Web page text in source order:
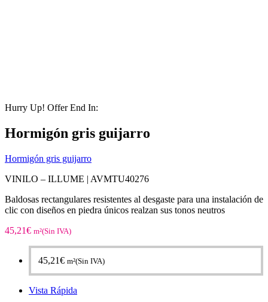
Hurry Up! Offer End In:
Hormigón gris guijarro
Hormigón gris guijarro
VINILO – ILLUME | AVMTU40276
Baldosas rectangulares resistentes al desgaste para una instalación de
clic con diseños en piedra únicos realzan sus tonos neutros
45,21€ m²(Sin IVA)
45,21€ m²(Sin IVA)
Vista Rápida